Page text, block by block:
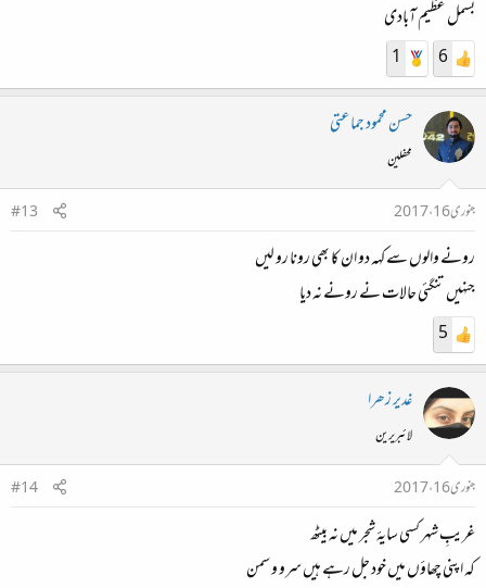
بسمل عظیم آبادی
6
1
حسن محمود جماعتی
محفلین
جنوری 16، 2017
#13
رونے والوں سے کہہ دو ان کا بھی رونا رو لیں
جنہیں تنگئی حالات نے رونے نہ دیا
5
غدیر زھرا
لائبریرین
جنوری 16، 2017
#14
غریبِ شہر کسی سایۂ شجر میں نہ بیٹھ
کہ اپنی چھاؤں میں خود جل رہے ہیں سرو و سمن